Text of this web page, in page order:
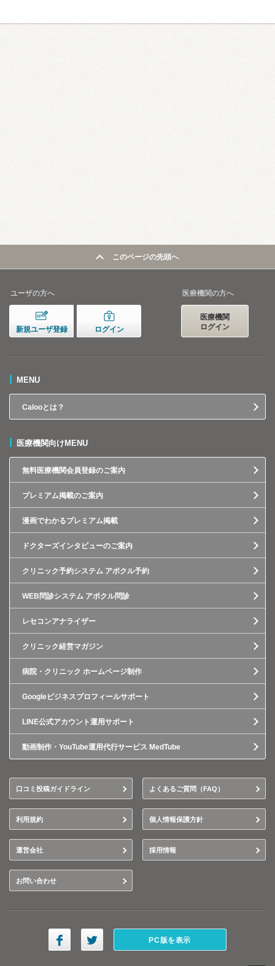
このページの先頭へ
ユーザの方へ
新規ユーザ登録 ログイン
医療機関の方へ
医療機関
ログイン
MENU
Calooとは？
医療機関向けMENU
無料医療機関会員登録のご案内
プレミアム掲載のご案内
漫画でわかるプレミアム掲載
ドクターズインタビューのご案内
クリニック予約システム アポクル予約
WEB問診システム アポクル問診
レセコンアナライザー
クリニック経営マガジン
病院・クリニック ホームページ制作
Googleビジネスプロフィールサポート
LINE公式アカウント運用サポート
動画制作・YouTube運用代行サービス MedTube
口コミ投稿ガイドライン よくあるご質問（FAQ）
利用規約 個人情報保護方針
運営会社 採用情報
お問い合わせ
PC版を表示